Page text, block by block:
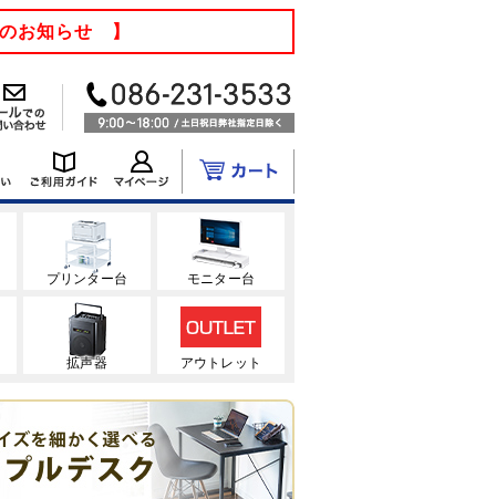
お知らせ 】
プリンター台 モニター台
拡声器 アウトレット